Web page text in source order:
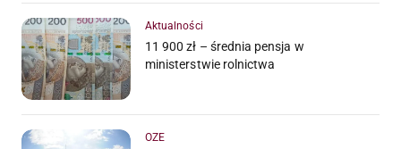
Aktualności
11 900 zł – średnia pensja w
ministerstwie rolnictwa
OZE